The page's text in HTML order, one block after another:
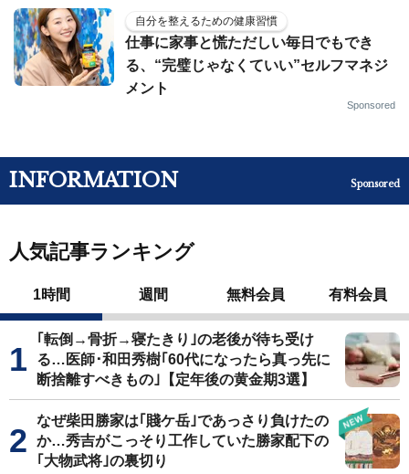
自分を整えるための健康習慣
仕事に家事と慌ただしい毎日でもでき
る、“完璧じゃなくていい”セルフマネジ
メント
Sponsored
INFORMATION Sponsored
人気記事ランキング
1時間 週間 無料会員 有料会員
｢転倒→骨折→寝たきり｣の老後が待ち受け
る…医師･和田秀樹｢60代になったら真っ先に
断捨離すべきもの｣【定年後の黄金期3選】
なぜ柴田勝家は｢賤ケ岳｣であっさり負けたの
か…秀吉がこっそり工作していた勝家配下の
｢大物武将｣の裏切り